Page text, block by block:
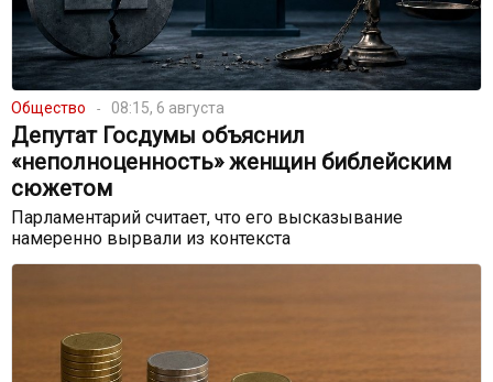
Общество 08:15, 6 августа
Депутат Госдумы объяснил
«неполноценность» женщин библейским
сюжетом
Парламентарий считает, что его высказывание
намеренно вырвали из контекста